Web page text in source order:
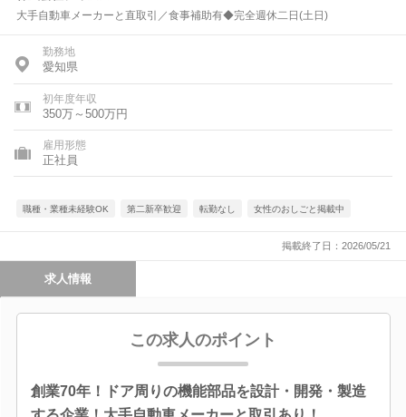
大手自動車メーカーと直取引／食事補助有◆完全週休二日(土日)
勤務地
愛知県
初年度年収
350万～500万円
雇用形態
正社員
職種・業種未経験OK 第二新卒歓迎 転勤なし 女性のおしごと掲載中
掲載終了日：2026/05/21
求人情報
この求人のポイント
創業70年！ドア周りの機能部品を設計・開発・製造